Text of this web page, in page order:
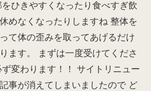
ひきやすくなったり食べすぎ飲
めなくなったりしますね 整体を
て体の歪みを取ってあげるだけ
ます。 まずは一度受けてくださ
変わります！！ サイトリニュー
事が消えてしまいましたので ど